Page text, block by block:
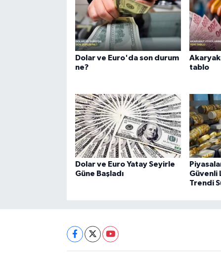
Dolar ve Euro'da son durum
ne?
tablo
Dolar ve Euro Yatay Seyirle
Güne Başladı
Güvenli
Trendi